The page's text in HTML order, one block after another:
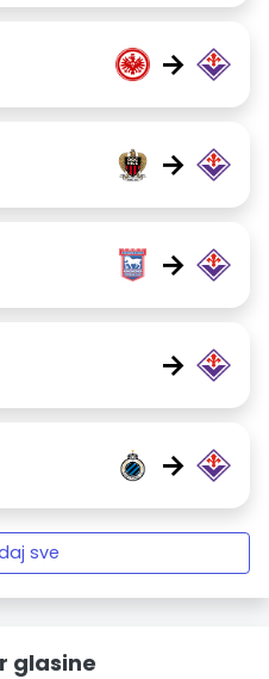
→
→
→
→
→
sve
glasine